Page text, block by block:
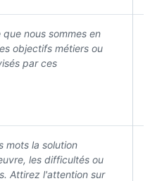
nous sommes en
objectifs métiers ou
par ces
mots la solution
les difficultés ou
Attirez l'attention sur